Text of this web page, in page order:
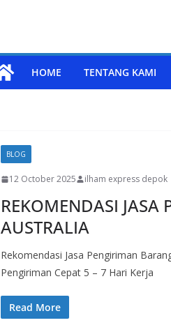
HOME TENTANG KAMI
BLOG
12 October 2025 ilham express depok
REKOMENDASI JASA
AUSTRALIA
Rekomendasi Jasa Pengiriman
Pengiriman Cepat 5 – 7 Hari Kerja
Read More